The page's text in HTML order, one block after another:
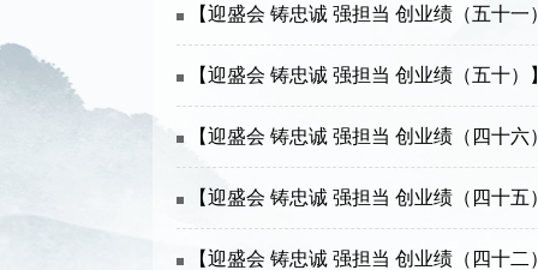
【迎盛会 铸忠诚 强担当 创业绩（五十
【迎盛会 铸忠诚 强担当 创业绩（五十
【迎盛会 铸忠诚 强担当 创业绩（四十
【迎盛会 铸忠诚 强担当 创业绩（四十
【迎盛会 铸忠诚 强担当 创业绩（四十